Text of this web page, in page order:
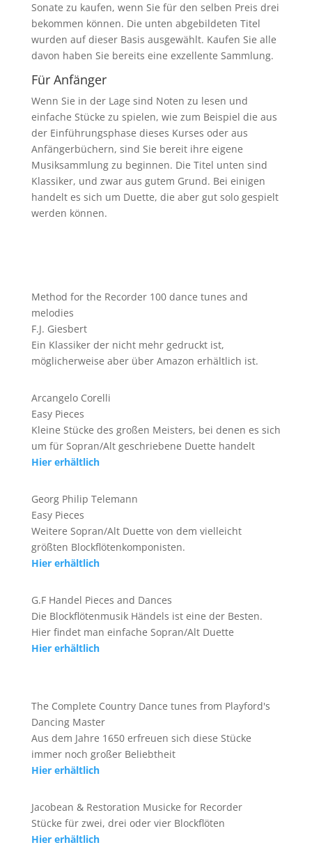
Sonate zu kaufen, wenn Sie für den selben Preis drei
bekommen können. Die unten abgebildeten Titel
wurden auf dieser Basis ausgewählt. Kaufen Sie alle
davon haben Sie bereits eine exzellente Sammlung.
Für Anfänger
Wenn Sie in der Lage sind Noten zu lesen und
einfache Stücke zu spielen, wie zum Beispiel die aus
der Einführungsphase dieses Kurses oder aus
Anfängerbüchern, sind Sie bereit ihre eigene
Musiksammlung zu beginnen. Die Titel unten sind
Klassiker, und zwar aus gutem Grund. Bei einigen
handelt es sich um Duette, die aber gut solo gespielt
werden können.
Method for the Recorder 100 dance tunes and
melodies
F.J. Giesbert
Ein Klassiker der nicht mehr gedruckt ist,
möglicherweise aber über Amazon erhältlich ist.
Arcangelo Corelli
Easy Pieces
Kleine Stücke des großen Meisters, bei denen es sich
um für Sopran/Alt geschriebene Duette handelt
Hier erhältlich
Georg Philip Telemann
Easy Pieces
Weitere Sopran/Alt Duette von dem vielleicht
größten Blockflötenkomponisten.
Hier erhältlich
G.F Handel Pieces and Dances
Die Blockflötenmusik Händels ist eine der Besten.
Hier findet man einfache Sopran/Alt Duette
Hier erhältlich
The Complete Country Dance tunes from Playford's
Dancing Master
Aus dem Jahre 1650 erfreuen sich diese Stücke
immer noch großer Beliebtheit
Hier erhältlich
Jacobean & Restoration Musicke for Recorder
Stücke für zwei, drei oder vier Blockflöten
Hier erhältlich